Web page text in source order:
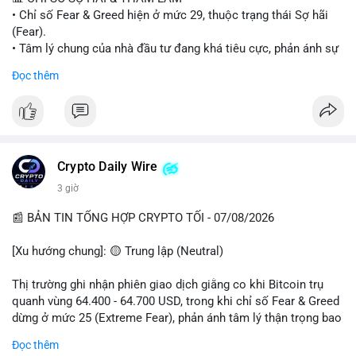
#vlikevn
• Chỉ số Fear & Greed hiện ở mức 29, thuộc trạng thái Sợ hãi
(Fear).
• Tâm lý chung của nhà đầu tư đang khá tiêu cực, phản ánh sự
• CoinGecko Trending: Plume (PLUME), Cash Cat (CASHCAT),
• LunarCrush Trending: Ethereum, Solana, Dogecoin, Polkadot,
Chainlink.
Viettel) và các từ khóa đời sống khác đang chiếm ưu thế.
💬 DÒNG CHẢY TIN TỨC & TRUYỀN THÔNG
năm tù đối với Sam Bankman-Fried (FTX).
• Tin tức vĩ mô: Cảnh báo về tình trạng stagflation (lạm phát
đình trệ) từ dữ liệu PMI của Mỹ; thu nhập của người Mỹ đang
• Tin tức Binance: Binance chuẩn bị nâng cấp dịch vụ giao dịch
Đọc thêm
Crypto Daily Wire
3 giờ
📰 BẢN TIN TỔNG HỢP CRYPTO TỐI - 07/08/2026
[Xu hướng chung]: 🟡 Trung lập (Neutral)
Thị trường ghi nhận phiên giao dịch giằng co khi Bitcoin trụ
quanh vùng 64.400 - 64.700 USD, trong khi chỉ số Fear & Greed
dừng ở mức 25 (Extreme Fear), phản ánh tâm lý thận trọng bao
Đọc thêm